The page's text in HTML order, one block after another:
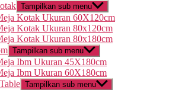
Tampilkan sub menu
Kotak Ukuran 60X120cm
Kotak Ukuran 80x120cm
Kotak Ukuran 80x180cm
Tampilkan sub menu
Ibm Ukuran 45X180cm
Ibm Ukuran 60X180cm
Tampilkan sub menu